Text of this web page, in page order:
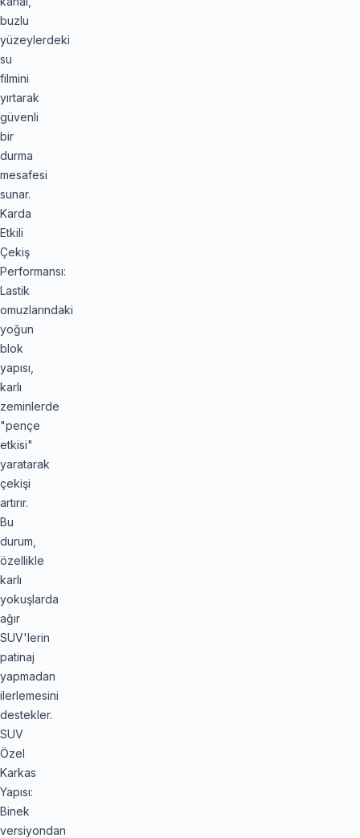
buzlu
yüzeylerdeki
su
filmini
yırtarak
güvenli
bir
durma
mesafesi
sunar.
Karda
Etkili
Çekiş
Performansı:
Lastik
omuzlarındaki
yoğun
blok
yapısı,
karlı
zeminlerde
"pençe
etkisi"
yaratarak
çekişi
artırır.
Bu
durum,
özellikle
karlı
yokuşlarda
ağır
SUV'lerin
patinaj
yapmadan
ilerlemesini
destekler.
SUV
Özel
Karkas
Yapısı:
Binek
versiyondan